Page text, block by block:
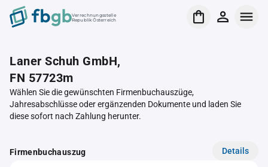
Verrechnungsstelle
Republik Österreich
Laner Schuh GmbH,
FN 57723m
Wählen Sie die gewünschten Firmenbuchauszüge,
Jahresabschlüsse oder ergänzenden Dokumente und laden Sie
diese sofort nach Zahlung herunter.
Firmenbuchauszug Details